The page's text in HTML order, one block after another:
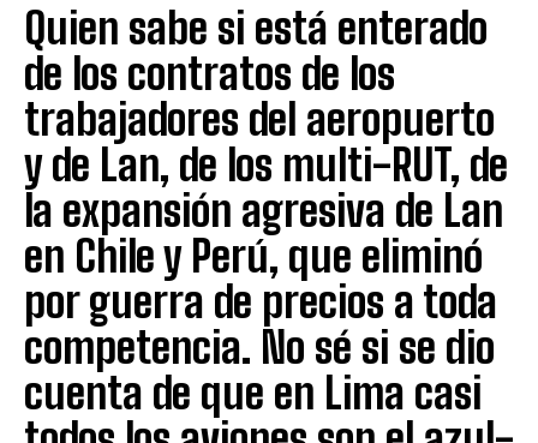
Quien sabe si está enterado
de los contratos de los
trabajadores del aeropuerto
y de Lan, de los multi-RUT, de
la expansión agresiva de Lan
en Chile y Perú, que eliminó
por guerra de precios a toda
competencia. No sé si se dio
cuenta de que en Lima casi